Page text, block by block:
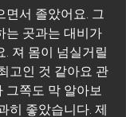
서 졸았어요. 그
는 곳과는 대비가
져 몸이 넘실거릴
고인 것 같아요 관
쪽도 막 알아보
히 좋았습니다. 제